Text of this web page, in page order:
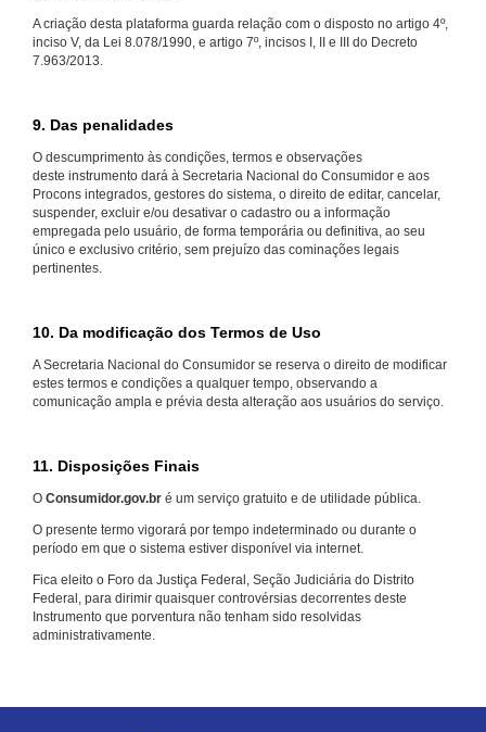
A criação desta plataforma guarda relação com o disposto no artigo 4º,
inciso V, da Lei 8.078/1990, e artigo 7º, incisos I, II e III do Decreto
7.963/2013.
9. Das penalidades
O descumprimento às condições, termos e observações
deste instrumento dará à Secretaria Nacional do Consumidor e aos
Procons integrados, gestores do sistema, o direito de editar, cancelar,
suspender, excluir e/ou desativar o cadastro ou a informação
empregada pelo usuário, de forma temporária ou definitiva, ao seu
único e exclusivo critério, sem prejuízo das cominações legais
pertinentes.
10. Da modificação dos Termos de Uso
A Secretaria Nacional do Consumidor se reserva o direito de modificar
estes termos e condições a qualquer tempo, observando a
comunicação ampla e prévia desta alteração aos usuários do serviço.
11. Disposições Finais
O Consumidor.gov.br é um serviço gratuito e de utilidade pública.
O presente termo vigorará por tempo indeterminado ou durante o
período em que o sistema estiver disponível via internet.
Fica eleito o Foro da Justiça Federal, Seção Judiciária do Distrito
Federal, para dirimir quaisquer controvérsias decorrentes deste
Instrumento que porventura não tenham sido resolvidas
administrativamente.